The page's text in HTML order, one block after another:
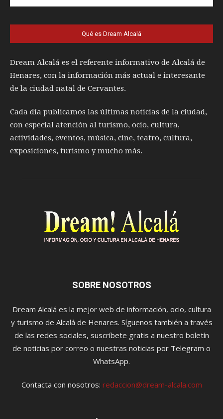
Qué es Dream Alcalá
Dream Alcalá es el referente informativo de Alcalá de
Henares, con la información más actual e interesante
de la ciudad natal de Cervantes.
Cada día publicamos las últimas noticias de la ciudad,
con especial atención al turismo, ocio, cultura,
actividades, eventos, música, cine, teatro, cultura,
exposiciones, turismo y mucho más.
SOBRE NOSOTROS
Dream Alcalá es la mejor web de información, ocio, cultura
y turismo de Alcalá de Henares. Síguenos también a través
de las redes sociales, suscríbete gratis a nuestro boletín
de noticias por correo o nuestras noticias por Telegram o
WhatsApp.
Contacta con nosotros: redaccion@dream-alcala.com